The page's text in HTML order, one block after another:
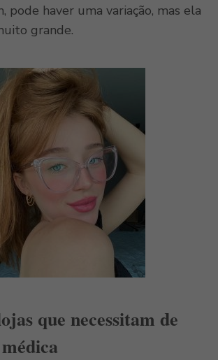
pode haver uma variação, mas ela
grande.
que necessitam de